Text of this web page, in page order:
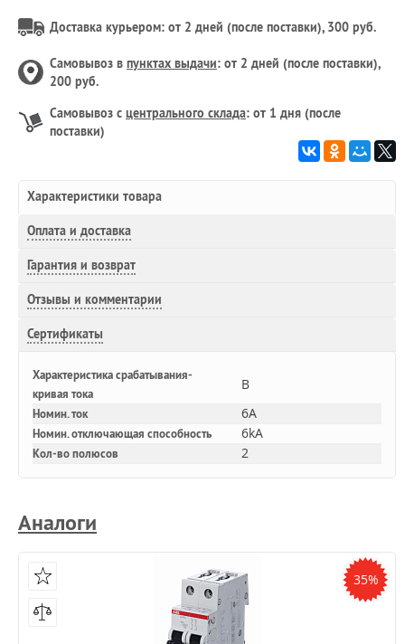
Доставка курьером: от 2 дней (после поставки), 300 руб.
Самовывоз в пунктах выдачи: от 2 дней (после поставки),
200 руб.
Самовывоз с центрального склада: от 1 дня (после
поставки)
Характеристики товара
Оплата и доставка
Гарантия и возврат
Отзывы и комментарии
Сертификаты
Характеристика срабатывания-
кривая тока
B
Номин. ток 6A
Номин. отключающая способность 6kA
Кол-во полюсов 2
Аналоги
35%